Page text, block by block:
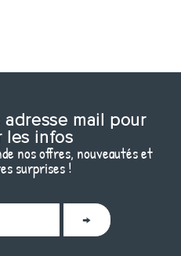
mail pour
les infos
nos offres, nouveautés et
surprises !